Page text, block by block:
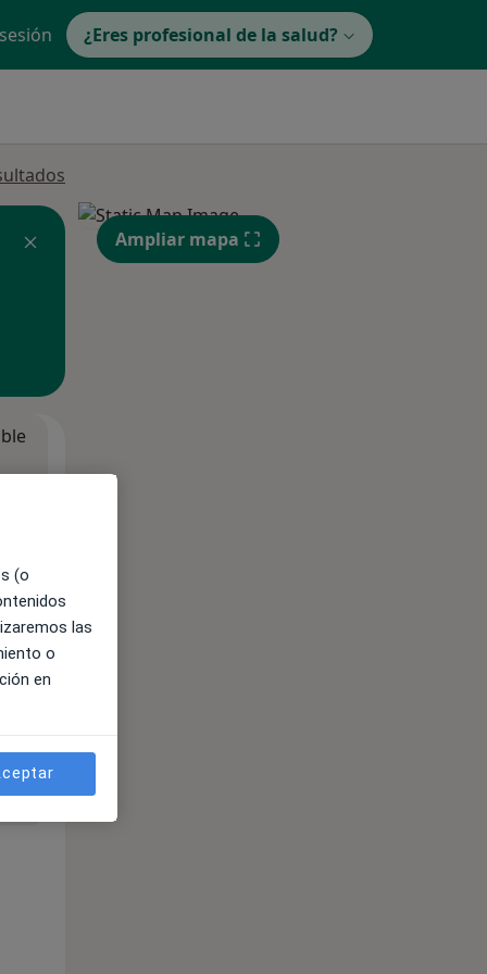
¿Eres profesional de la salud?
Ampliar mapa
(o
las
o
en